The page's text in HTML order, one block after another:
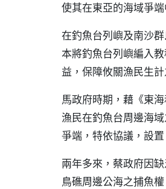
使其在東亞的海域爭
在釣魚台列嶼及南沙
本將釣魚台列嶼編入
益，保障攸關漁民生計
馬政府時期，藉《東
漁民在釣魚台周邊海
爭端，特依協議，設
兩年多來，蔡政府因
鳥礁周邊公海之捕魚